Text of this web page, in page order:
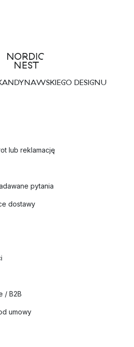
DESIGNU
lub reklamację
pytania
dostawy
/ B2B
umowy